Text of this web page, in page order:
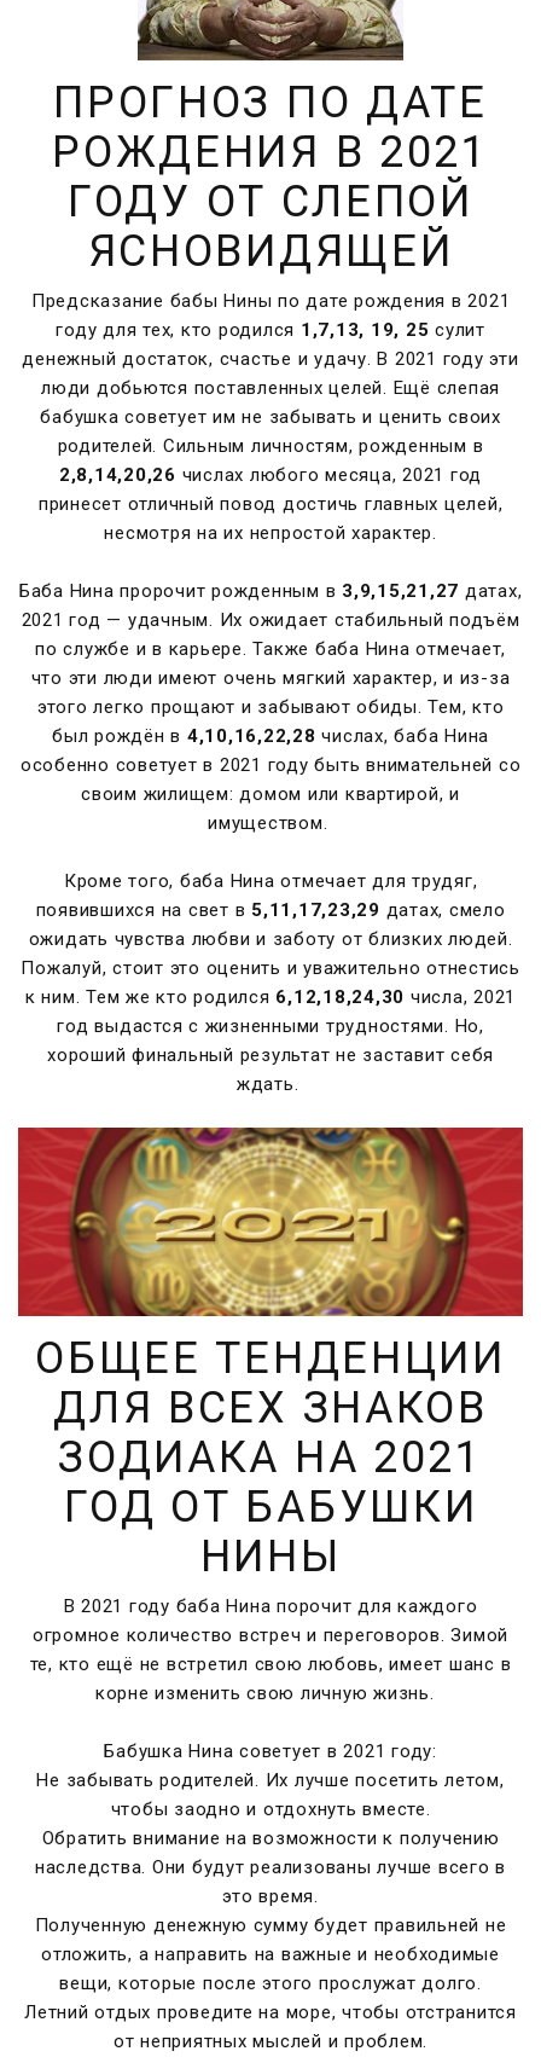
ПРОГНОЗ ПО ДАТЕ
РОЖДЕНИЯ В 2021
ГОДУ ОТ СЛЕПОЙ
ЯСНОВИДЯЩЕЙ
Предсказание бабы Нины по дате рождения в 2021
году для тех, кто родился 1,7,13, 19, 25 сулит
денежный достаток, счастье и удачу. В 2021 году эти
люди добьются поставленных целей. Ещё слепая
бабушка советует им не забывать и ценить своих
родителей. Сильным личностям, рожденным в
2,8,14,20,26 числах любого месяца, 2021 год
принесет отличный повод достичь главных целей,
несмотря на их непростой характер.
Баба Нина пророчит рожденным в 3,9,15,21,27 датах,
2021 год — удачным. Их ожидает стабильный подъём
по службе и в карьере. Также баба Нина отмечает,
что эти люди имеют очень мягкий характер, и из-за
этого легко прощают и забывают обиды. Тем, кто
был рождён в 4,10,16,22,28 числах, баба Нина
особенно советует в 2021 году быть внимательней со
своим жилищем: домом или квартирой, и
имуществом.
Кроме того, баба Нина отмечает для трудяг,
появившихся на свет в 5,11,17,23,29 датах, смело
ожидать чувства любви и заботу от близких людей.
Пожалуй, стоит это оценить и уважительно отнестись
к ним.Тем же кто родился 6,12,18,24,30 числа, 2021
год выдастся с жизненными трудностями. Но,
хороший финальный результат не заставит себя
ждать.
ОБЩЕЕ ТЕНДЕНЦИИ
ДЛЯ ВСЕХ ЗНАКОВ
ЗОДИАКА НА 2021
ГОД ОТ БАБУШКИ
НИНЫ
В 2021 году баба Нина порочит для каждого
огромное количество встреч и переговоров. Зимой
те, кто ещё не встретил свою любовь, имеет шанс в
корне изменить свою личную жизнь.
Бабушка Нина советует в 2021 году:
Не забывать родителей. Их лучше посетить летом,
чтобы заодно и отдохнуть вместе.
Обратить внимание на возможности к получению
наследства. Они будут реализованы лучше всего в
это время.
Полученную денежную сумму будет правильней не
отложить, а направить на важные и необходимые
вещи, которые после этого прослужат долго.
Летний отдых проведите на море, чтобы отстранится
от неприятных мыслей и проблем.